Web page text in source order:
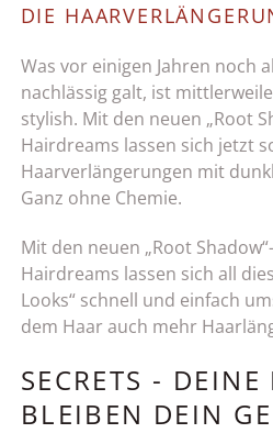
DIE
Was vor einigen Jahren noch
nachlässig galt, ist
stylish. Mit den neuen „Root
Hairdreams lassen sich jetzt
Haarverlängerungen mit
Ganz ohne Chemie.
Mit den neuen „Root
Hairdreams lassen sich all
Looks“ schnell und einfach
dem Haar auch mehr
SECRETS - DEINE
BLEIBEN DEIN